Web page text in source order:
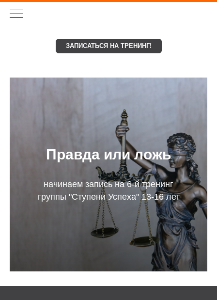
ЗАПИСАТЬСЯ НА ТРЕНИНГ!
Правда или ложь
начинаем запись на 6-й тренинг
группы "Ступени Успеха" 13-16 лет